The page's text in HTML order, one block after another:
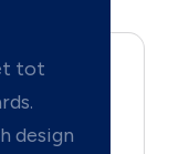
tot
design